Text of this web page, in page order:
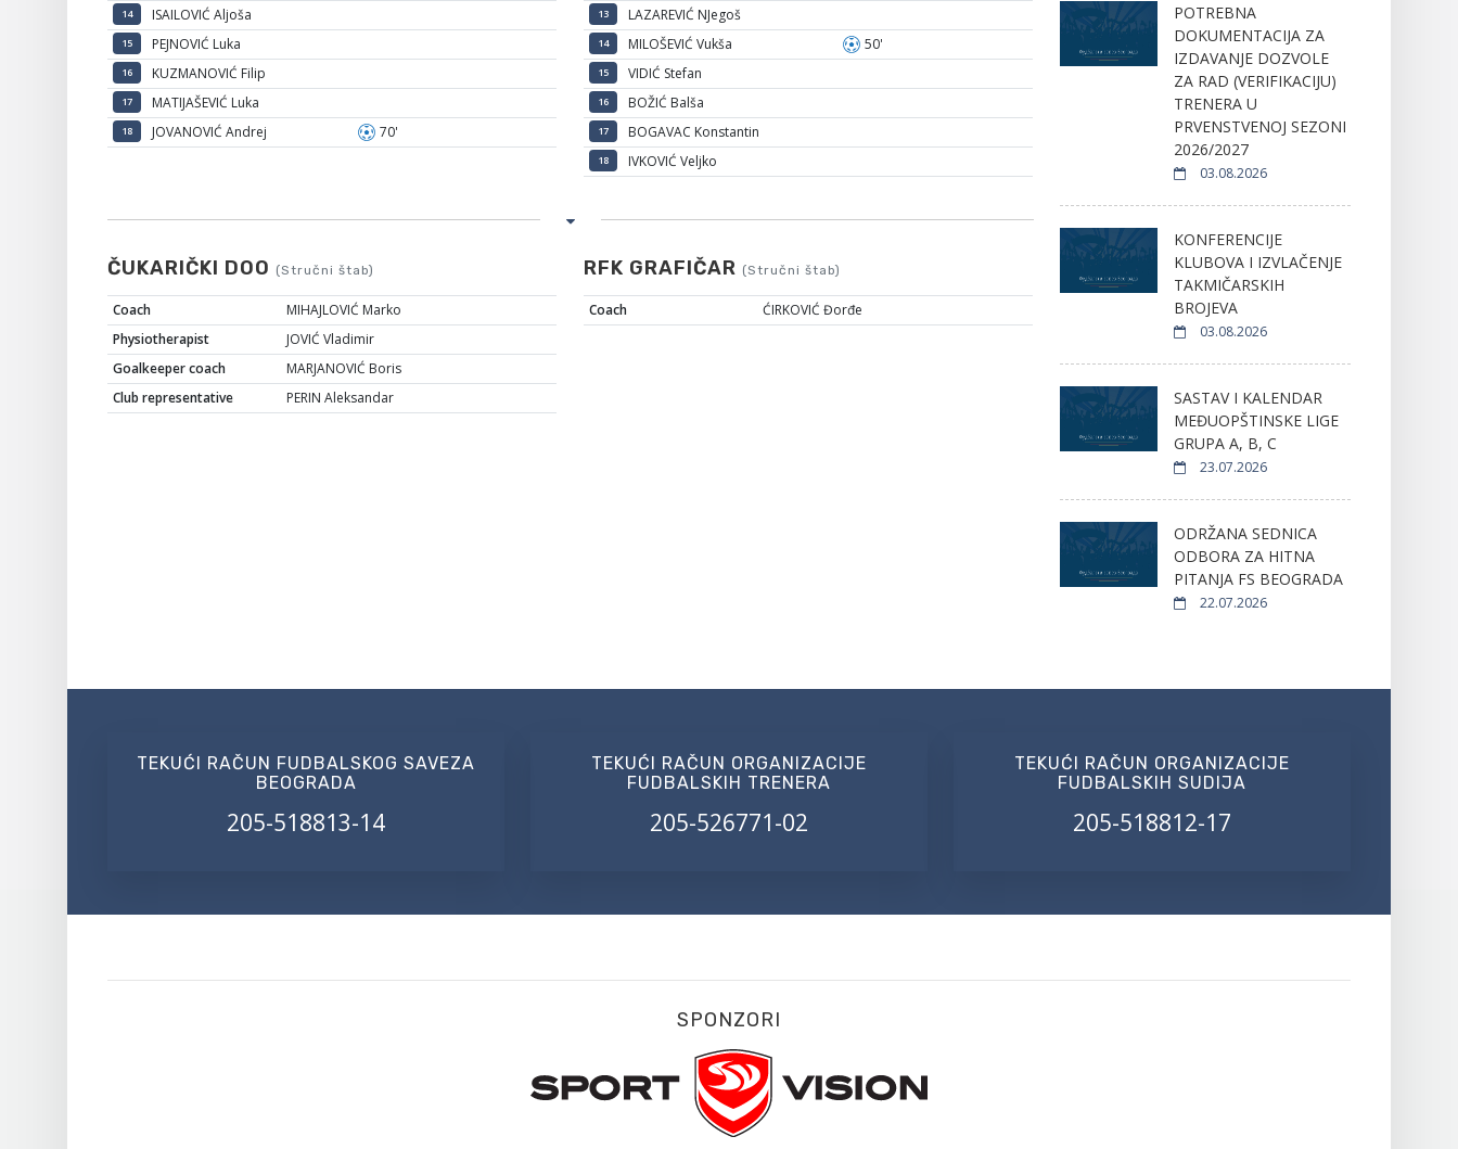
14 ISAILOVIĆ Aljoša
15 PEJNOVIĆ Luka
16 KUZMANOVIĆ Filip
17 MATIJAŠEVIĆ Luka
18 JOVANOVIĆ Andrej 70'
13 LAZAREVIĆ NJegoš
14 MILOŠEVIĆ Vukša 50'
15 VIDIĆ Stefan
16 BOŽIĆ Balša
17 BOGAVAC Konstantin
18 IVKOVIĆ Veljko
ČUKARIČKI DOO (Stručni štab)
Coach
MIHAJLOVIĆ Marko
Physiotherapist
JOVIĆ Vladimir
Goalkeeper coach
MARJANOVIĆ Boris
Club representative
PERIN Aleksandar
RFK GRAFIČAR (Stručni štab)
Coach ĆIRKOVIĆ Đorđe
POTREBNA
DOKUMENTACIJA ZA
IZDAVANJE DOZVOLE
ZA RAD (VERIFIKACIJU)
TRENERA U
PRVENSTVENOJ SEZONI
2026/2027
03.08.2026
KONFERENCIJE
KLUBOVA I IZVLAČENJE
TAKMIČARSKIH
BROJEVA
03.08.2026
SASTAV I KALENDAR
MEĐUOPŠTINSKE LIGE
GRUPA A, B, C
23.07.2026
ODRŽANA SEDNICA
ODBORA ZA HITNA
PITANJA FS BEOGRADA
22.07.2026
TEKUĆI RAČUN FUDBALSKOG SAVEZA
BEOGRADA
205-518813-14
TEKUĆI RAČUN ORGANIZACIJE
FUDBALSKIH TRENERA
205-526771-02
TEKUĆI RAČUN ORGANIZACIJE
FUDBALSKIH SUDIJA
205-518812-17
SPONZORI